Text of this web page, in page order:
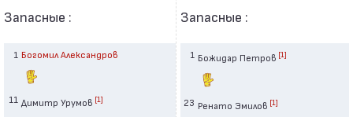
Запасные :
1 Богомил Александров
11 Димитр Урумов [1]
Запасные :
1 Божидар Петров [1]
23 Ренато Эмилов [1]